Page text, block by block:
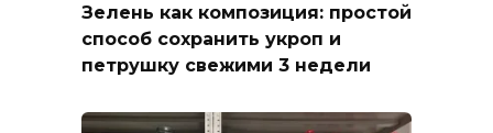
Зелень как композиция: простой
способ сохранить укроп и
петрушку свежими 3 недели